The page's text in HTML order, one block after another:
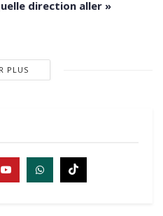
direction aller »
PLUS